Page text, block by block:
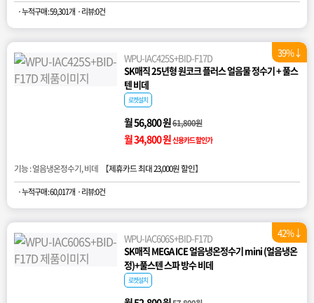
· 누적구매 : 59,301개 · 리뷰:0건
WPU-IAC425S+BID-F17D
SK매직 25년형 원코크 플러스 얼음물 정수기 + 풀스
텐 비데
로켓설치
월 56,800 원61,800원
월 34,800 원신용카드 할인가
39%↓
기능 : 얼음냉온정수기, 비데 【제휴카드 최대 23,000원 할인】
· 누적구매 : 60,017개 · 리뷰:0건
WPU-IAC606S+BID-F17D
SK매직 MEGA ICE 얼음냉온정수기 mini (얼음냉온
정)+풀스텐 스파 방수 비데
로켓설치
42%↓